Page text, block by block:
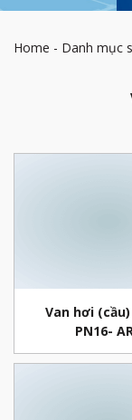
Home - Danh mục
Van hơi
PN16-